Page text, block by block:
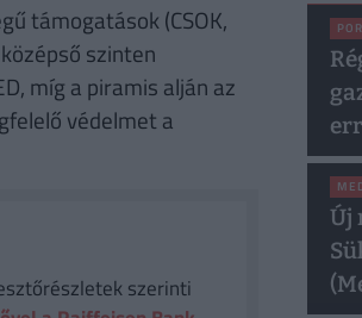
támogatások (CSOK,
szinten
míg a piramis alján az
védelmet a
szerinti
Új